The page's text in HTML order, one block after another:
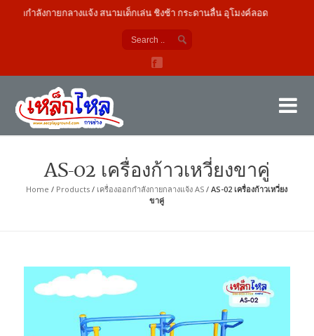
ออกกำลังกายกลางแจ้ง สนามเด็กเล่น ชิงช้า กระดานลื่น อุโมงค์ลอด
AS-02 เครื่องก้าวเหวี่ยงขาคู่
Home / Products / เครื่องออกกำลังกายกลางแจ้ง AS /AS-02 เครื่องก้าวเหวี่ยง
ขาคู่